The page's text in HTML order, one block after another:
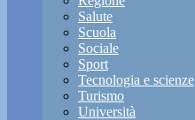
Salute
Scuola
Sociale
Sport
Tecnologia e scienze
Turismo
Università